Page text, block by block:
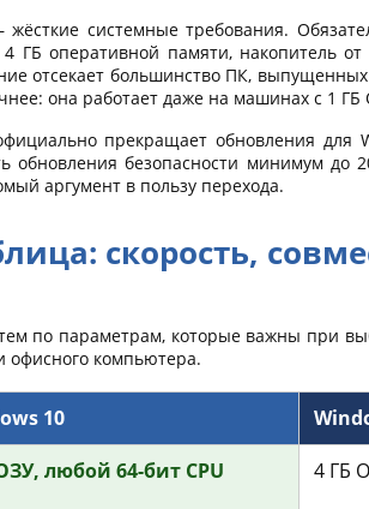
системные требования.
ГБ оперативной памяти, накопитель
отсекает большинство ПК,
она работает даже на машинах с 1 ГБ
прекращает обновления для
обновления безопасности минимум до
аргумент в пользу перехода.
скорость,
по параметрам, которые важны при
офисного компьютера.
10
любой 64-бит CPU 4 ГБ